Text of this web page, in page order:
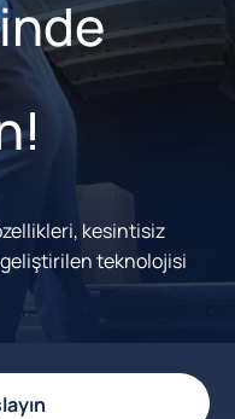
kesintisiz
teknolojisi